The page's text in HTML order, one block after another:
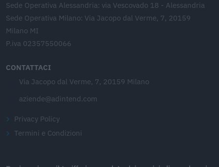
Sede Operativa Alessandria: via Vescovado 18 - Alessandria
Sede Operativa Milano: Via Jacopo dal Verme, 7, 20159
Milano MI
P.iva 02357550066
CONTATTACI
Via Jacopo dal Verme, 7, 20159 Milano
aziende@adintend.com
Privacy Policy
Termini e Condizioni